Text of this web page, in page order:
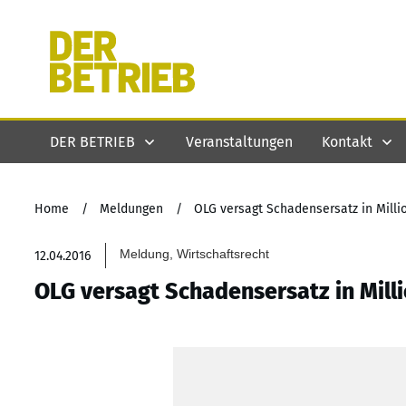
DER BETRIEB Veranstaltungen Kontakt
Home / Meldungen / OLG versagt Schadensersatz in
12.04.2016 Meldung, Wirtschaftsrecht
OLG versagt Schadensersatz in